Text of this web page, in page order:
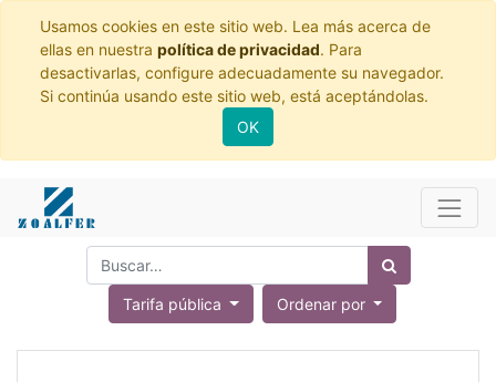
Usamos cookies en este sitio web. Lea más acerca de
ellas en nuestra política de privacidad. Para
desactivarlas, configure adecuadamente su navegador.
Si continúa usando este sitio web, está aceptándolas.
OK
Tarifa pública Ordenar por